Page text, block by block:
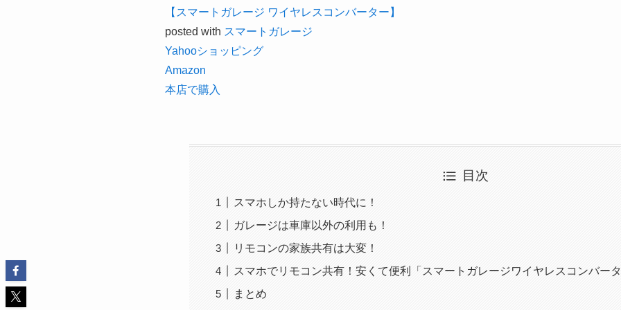
【スマートガレージ ワイヤレスコンバーター】
posted with スマートガレージ
Yahooショッピング
Amazon
本店で購入
目次
スマホしか持たない時代に！
ガレージは車庫以外の利用も！
リモコンの家族共有は大変！
スマホでリモコン共有！安くて便利「スマートガレージワイヤレスコンバー
まとめ